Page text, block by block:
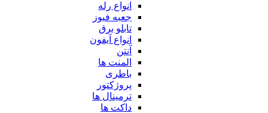
انواع رله
جعبه فیوز
تابلو برق
انواع آیفون
آنتن
المنت ها
باطری
پروژکتور
ترمینال ها
داکت ها